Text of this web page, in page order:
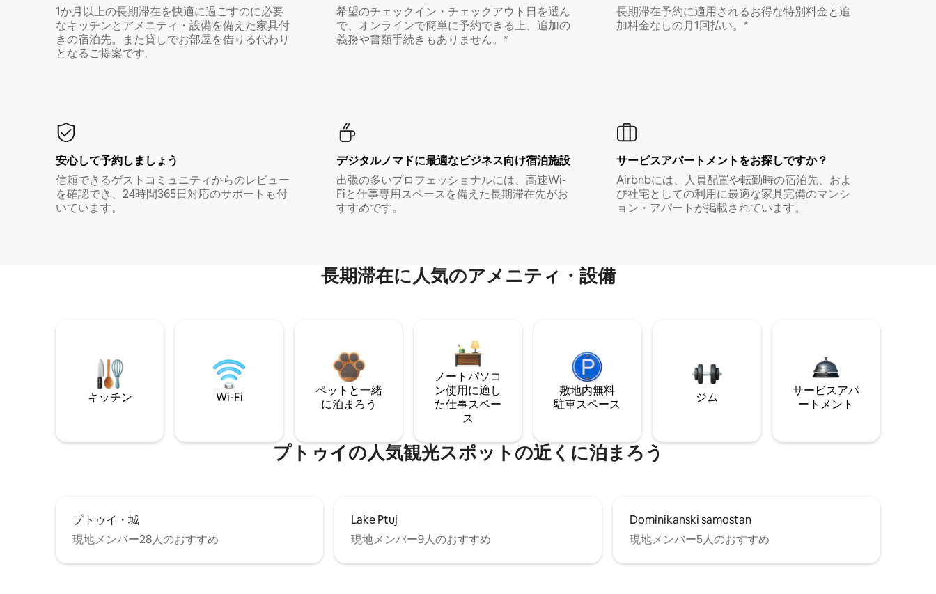
1か月以上の長期滞在を快適に過ごすのに必要
なキッチンとアメニティ・設備を備えた家具付
きの宿泊先。また貸しでお部屋を借りる代わり
となるご提案です。
希望のチェックイン・チェックアウト日を選ん
で、オンラインで簡単に予約できる上、追加の
義務や書類手続きもありません。*
長期滞在予約に適用されるお得な特別料金と追
加料金なしの月1回払い。*
安心して予約しましょう
信頼できるゲストコミュニティからのレビュー
を確認でき、24時間365日対応のサポートも付
いています。
デジタルノマド⁠に最⁠適⁠なビ⁠ジ⁠ネ⁠ス⁠向⁠け宿⁠泊⁠施⁠設
出張の多いプロフェッショナルには、高速Wi-
Fiと仕事専用スペースを備えた長期滞在先がお
すすめです。
サービスアパートメントをお探しですか？
Airbnbには、人員配置や転勤時の宿泊先、およ
び社宅としての利用に最適な家具完備のマンシ
ョン・アパートが掲載されています。
長期滞在に人気のアメニティ・設備
キッチン Wi-Fi
ペットと一緒
に泊まろう
ノートパソコ
ン使用に適し
た仕事スペー
ス
敷地内無料
駐⁠車ス⁠ペ⁠ー⁠ス
ジム
サービスアパ
ートメント
プトゥイの人気観光スポットの近くに泊まろう
プトゥイ・城
現地メンバー28人のおすすめ
Lake Ptuj
現地メンバー9人のおすすめ
Dominikanski samostan
現地メンバー5人のおすすめ